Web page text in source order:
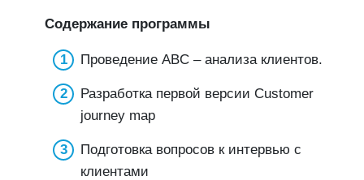
Содержание программы
Проведение ABC – анализа клиентов.
Разработка первой версии Customer
journey map
Подготовка вопросов к интервью с
клиентами